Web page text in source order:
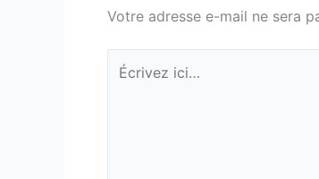
Votre adresse e-mail ne sera
Écrivez
ici…